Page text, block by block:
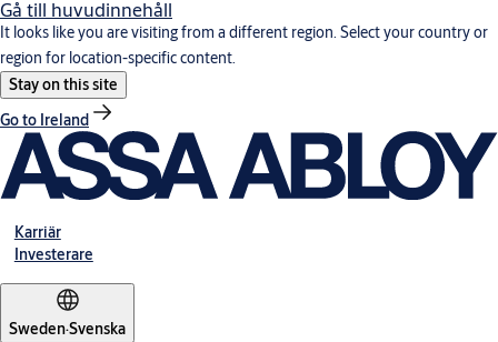
Gå till huvudinnehåll
It looks like you are visiting from a different region. Select your country or
region for location-specific content.
Stay on this site
Go to Ireland
Karriär
Investerare
Sweden·Svenska